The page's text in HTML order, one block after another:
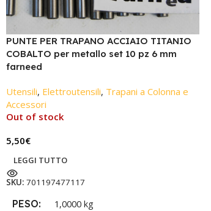
PUNTE PER TRAPANO ACCIAIO TITANIO
COBALTO per metallo set 10 pz 6 mm
farneed
Utensili, Elettroutensili, Trapani a Colonna e
Accessori
Out of stock
5,50€
LEGGI TUTTO
SKU: 701197477117
PESO 1,0000 kg